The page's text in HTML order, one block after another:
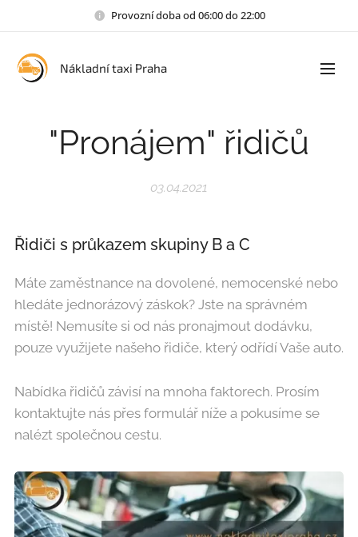
Provozní doba od 06:00 do 22:00
Nákladní taxi Praha
"Pronájem" řidičů
03.04.2021
Řidiči s průkazem skupiny B a C
Máte zaměstnance na dovolené, nemocenské nebo
hledáte jednorázový záskok? Jste na správném
místě! Nemusíte si od nás pronajmout dodávku,
pouze využijete našeho řidiče, který odřídí Vaše auto.
Nabídka řidičů závisí na mnoha faktorech. Prosím
kontaktujte nás přes formulář níže a pokusíme se
nalézt společnou cestu.